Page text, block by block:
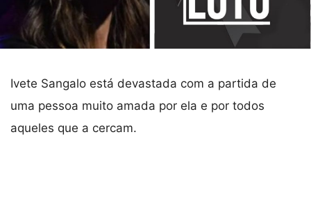
Ivete Sangalo está devastada com a partida de
uma pessoa muito amada por ela e por todos
aqueles que a cercam.